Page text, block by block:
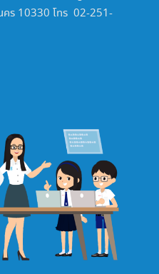
คร 10330 โทร 02-251-